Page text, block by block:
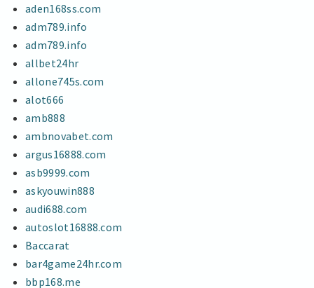
aden168ss.com
adm789.info
adm789.info
allbet24hr
allone745s.com
alot666
amb888
ambnovabet.com
argus16888.com
asb9999.com
askyouwin888
audi688.com
autoslot16888.com
Baccarat
bar4game24hr.com
bbp168.me